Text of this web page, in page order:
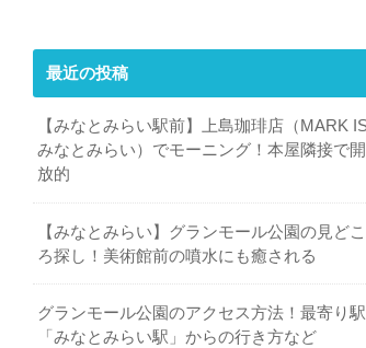
最近の投稿
【みなとみらい駅前】上島珈琲店（MARK
みなとみらい）でモーニング！本屋隣接で開
放的
【みなとみらい】グランモール公園の見どこ
ろ探し！美術館前の噴水にも癒される
グランモール公園のアクセス方法！最寄り駅
「みなとみらい駅」からの行き方など